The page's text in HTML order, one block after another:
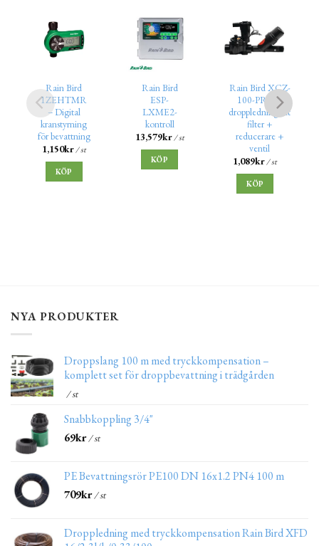
Rain Bird
1ZEHTMR
– Digital
kranstyrning
för bevattning
1,150kr/ st
KÖP
Rain Bird
ESP-
LXME2-
kontroll
13,579kr/ st
KÖP
Rain Bird XCZ-
100-PRF 1″
droppledningskit
filter +
reducerare +
ventil
1,089kr/ st
KÖP
NYA PRODUKTER
Droppslang 100 m med tryckkompensation –
komplett set för droppbevattning i trädgården
/ st
Snabbkoppling 3/4"
69kr/ st
PE Bevattningsrör PE100 DN 16x1.2 PN4 100 m
709kr/ st
Droppledning med tryckkompensation Rain Bird XFD